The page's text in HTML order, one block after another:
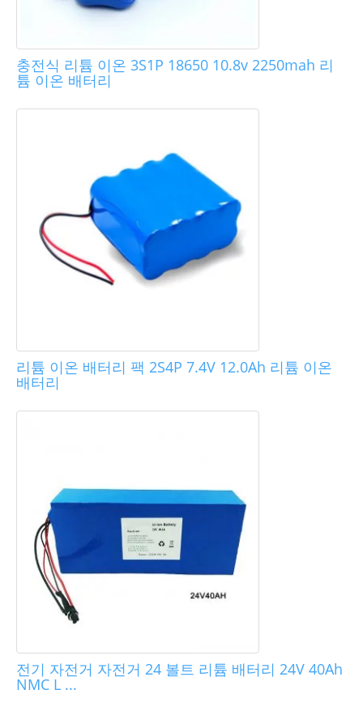
충전식 리튬 이온 3S1P 18650 10.8v 2250mah 리
튬 이온 배터리
리튬 이온 배터리 팩 2S4P 7.4V 12.0Ah 리튬 이온
배터리
전기 자전거 자전거 24 볼트 리튬 배터리 24V 40Ah
NMC L ...